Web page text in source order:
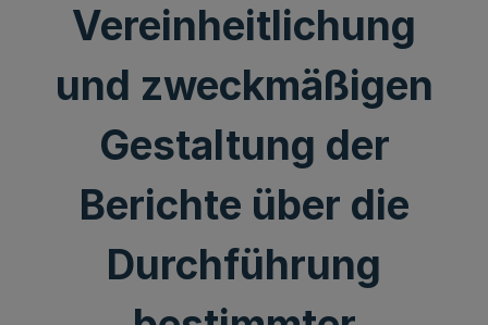
Vereinheitlichung
und zweckmäßigen
Gestaltung der
Berichte über die
Durchführung